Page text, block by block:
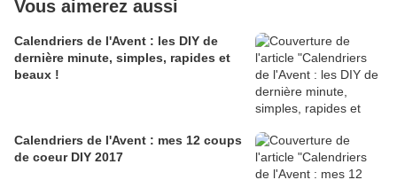
Vous aimerez aussi
Calendriers de l'Avent : les DIY de
dernière minute, simples, rapides et
beaux !
Calendriers de l'Avent : mes 12 coups
de coeur DIY 2017